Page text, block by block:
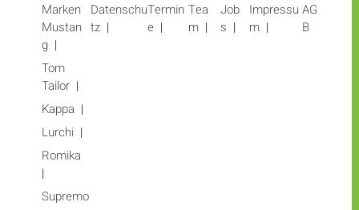
Marken
Mustan
g
Tom
Tailor
Kappa
Lurchi
Romika
Supremo
Datenschu
tz
Termin
e
Tea
m
Job
s
Impressu
m
AG
B